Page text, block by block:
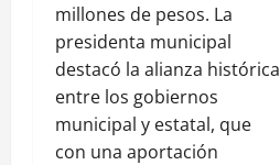
millones de pesos. La
presidenta municipal
destacó la alianza histórica
entre los gobiernos
municipal y estatal, que
con una aportación